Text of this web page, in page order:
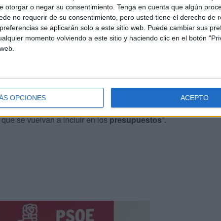
otorgar o negar su consentimiento. Tenga en cuenta que algún
no requerir de su consentimiento, pero usted tiene el derecho de
se aplicarán solo a este sitio web. Puede cambiar sus
momento volviendo a este sitio y haciendo clic en el botón
OPCIONES ACEPTO
los dos millones de euros anuales para el
y educación especial deCeuta”.
nuestro voto o para que nuestro voto sea
presupuestos
“de propuestas aprobadas en pleno y de propuestas
Por ejemplo, está el
Centro de Día para Personas
años, de hace dos presupuestos, y que, como ven, no
se vuelvan a incluir en lospresupuestos”.